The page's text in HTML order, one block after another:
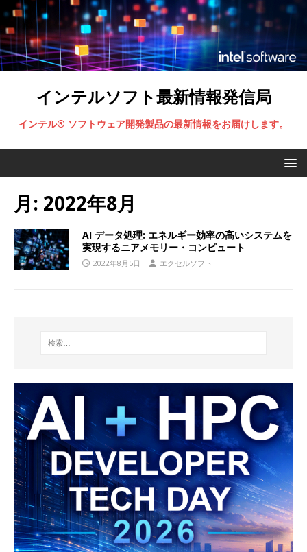
インテルソフト最新情報発信局
インテル® ソフトウェア開発製品の最新情報をお届けします。
月: 2022年8月
AI データ処理: エネルギー効率の高いシステムを
実現するニアメモリー・コンピュート
2022年8月5日 エクセルソフト